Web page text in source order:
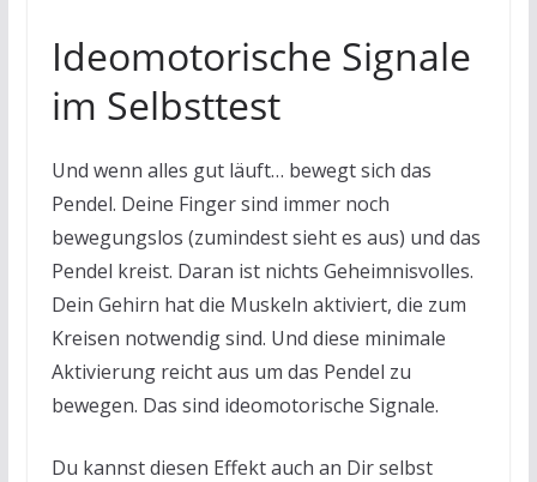
Ideomotorische Signale
im Selbsttest
Und wenn alles gut läuft… bewegt sich das
Pendel. Deine Finger sind immer noch
bewegungslos (zumindest sieht es aus) und das
Pendel kreist. Daran ist nichts Geheimnisvolles.
Dein Gehirn hat die Muskeln aktiviert, die zum
Kreisen notwendig sind. Und diese minimale
Aktivierung reicht aus um das Pendel zu
bewegen. Das sind ideomotorische Signale.
Du kannst diesen Effekt auch an Dir selbst